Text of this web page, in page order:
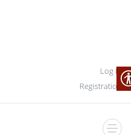
Log In
Registration